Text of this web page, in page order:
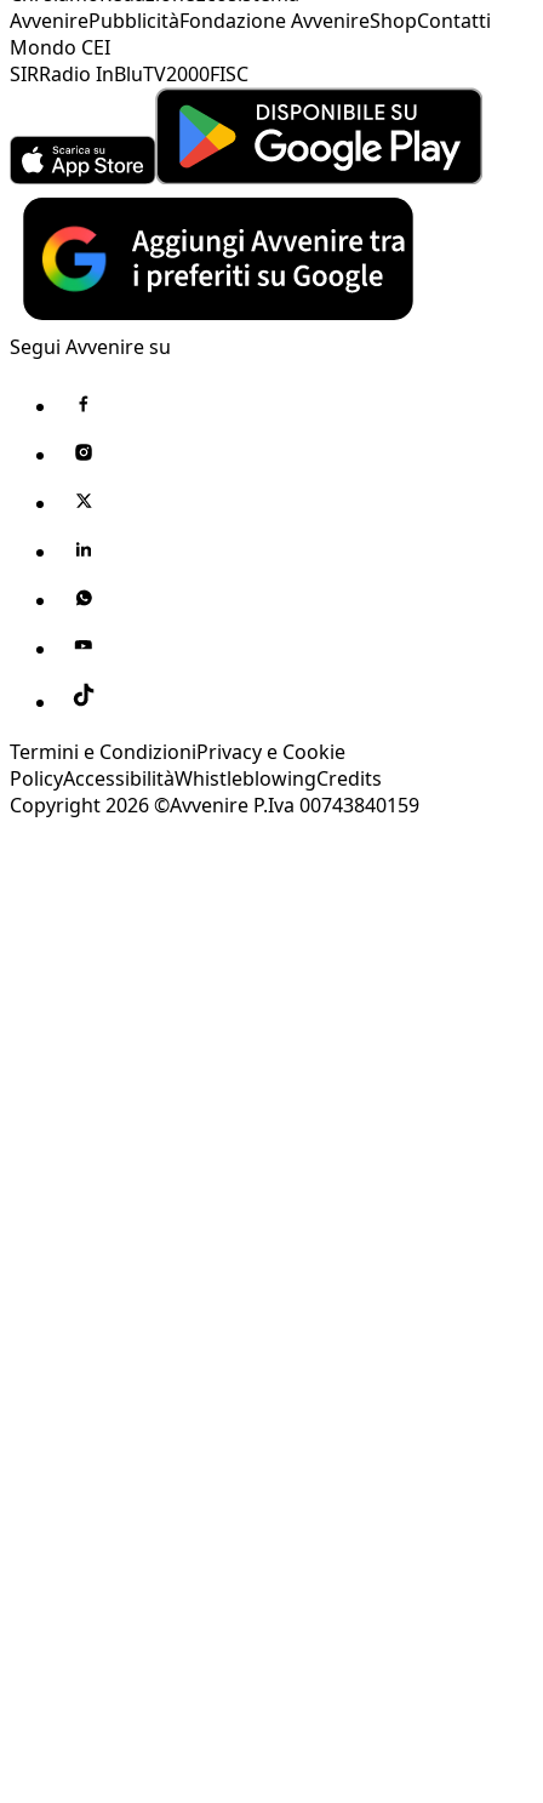
AvvenirePubblicitàFondazione AvvenireShopContatti
Mondo CEI
SIRRadio InBluTV2000FISC
Segui Avvenire su
Termini e CondizioniPrivacy e Cookie
PolicyAccessibilitàWhistleblowingCredits
Copyright 2026 ©Avvenire P.Iva 00743840159